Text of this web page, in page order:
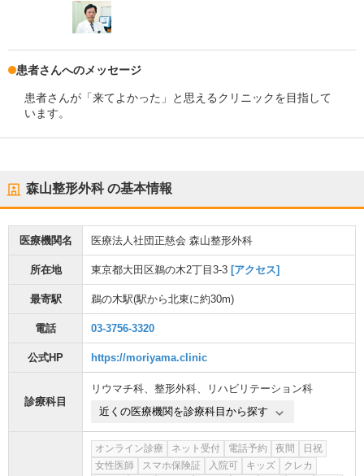
患者さんへのメッセージ
患者さんが「来てよかった」と思えるクリニックを目指して
います。
森山整形外科の基本情報
医療機関名 医療法人社団正慈会 森山整形外科
所在地 東京都大田区鵜の木2丁目3-3 [アクセス]
最寄駅 鵜の木駅(駅から北東に約30m)
電話 03-3756-3320
公式HP https://moriyama.clinic
診療科目
リウマチ科、 整形外科、
リハビリテーション科
近くの医療機関を診療科目から探す
オンライン診療 ネット受付 電話予約 夜間
日祝
女性医師
スマホ保険証 入院可 キッズ
クレカ